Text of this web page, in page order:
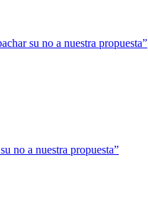
su no a nuestra propuesta”
no a nuestra propuesta”